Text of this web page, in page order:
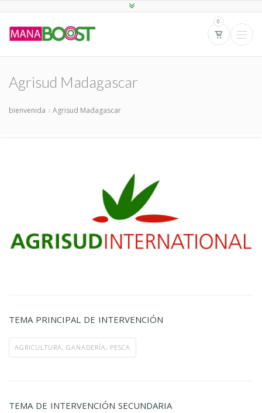
0
Agrisud Madagascar
bienvenida Agrisud Madagascar
TEMA PRINCIPAL DE INTERVENCIÓN
AGRICULTURA, GANADERÍA, PESCA
TEMA DE INTERVENCIÓN SECUNDARIA